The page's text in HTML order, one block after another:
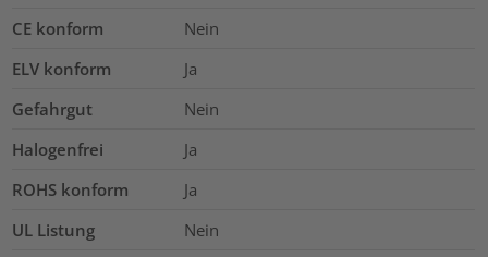
CE konform
Nein
ELV konform
Ja
Gefahrgut
Nein
Halogenfrei
Ja
ROHS konform
Ja
UL Listung
Nein